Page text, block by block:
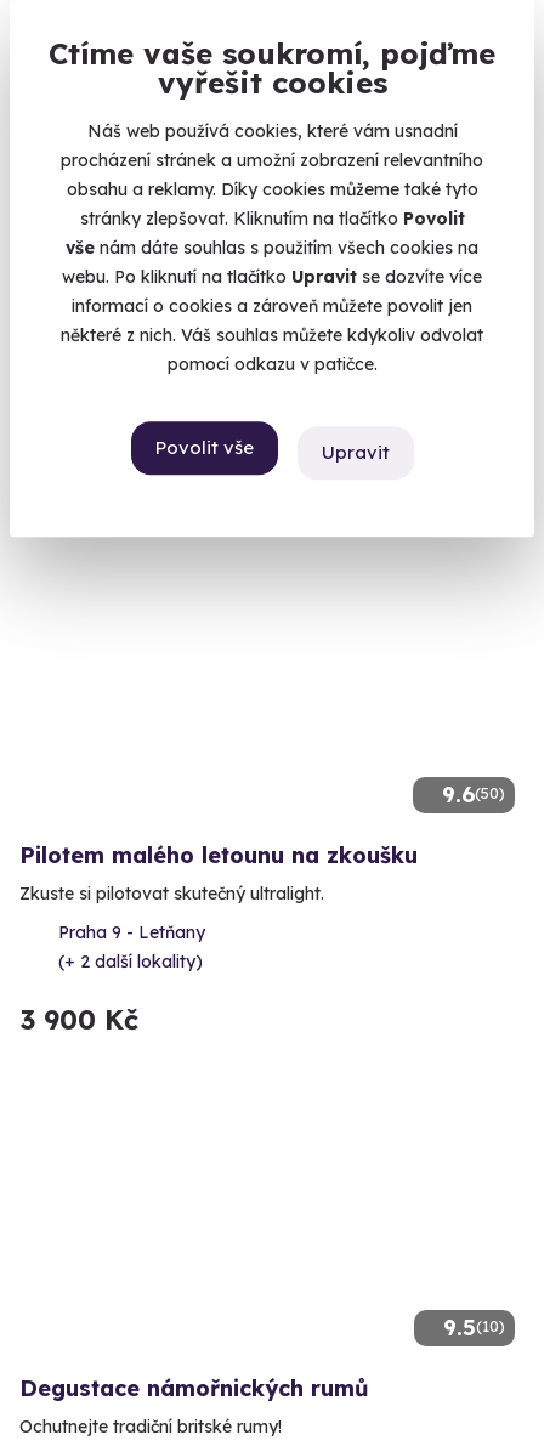
Ctíme vaše soukromí, pojďme
vyřešit cookies
Náš web používá cookies, které vám usnadní
procházení stránek a umožní zobrazení relevantního
obsahu a reklamy. Díky cookies můžeme také tyto
stránky zlepšovat. Kliknutím na tlačítko Povolit
vše nám dáte souhlas s použitím všech cookies na
webu. Po kliknutí na tlačítko Upravit se dozvíte více
informací o cookies a zároveň můžete povolit jen
některé z nich. Váš souhlas můžete kdykoliv odvolat
pomocí odkazu v patičce.
Povolit vše Upravit
9.8(39)
Degustace legendární skotské whisky
Praha - Casa Havana
9.6(50)
Pilotem malého letounu na zkoušku
Zkuste si pilotovat skutečný ultralight.
Praha 9 - Letňany
(+ 2 další lokality)
3 900 Kč
9.5(10)
Degustace námořnických rumů
Ochutnejte tradiční britské rumy!